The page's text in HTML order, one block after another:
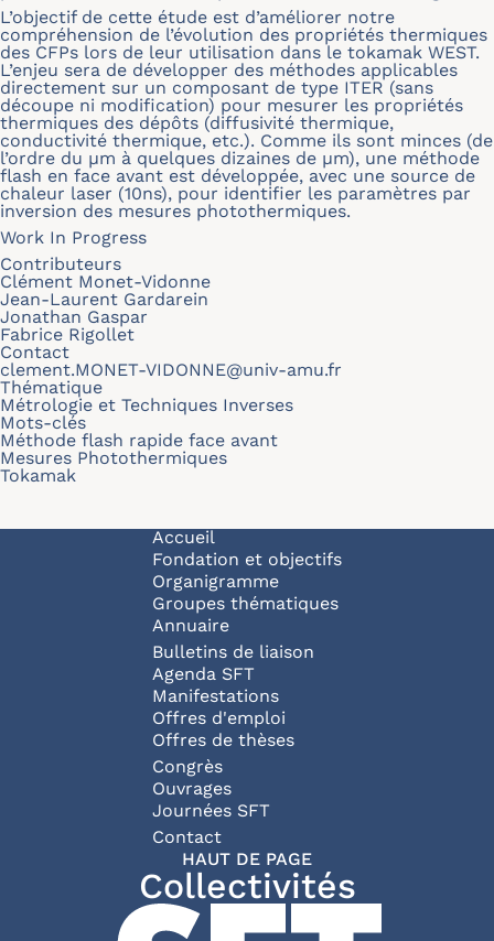
L’objectif de cette étude est d’améliorer notre
compréhension de l’évolution des propriétés thermiques
des CFPs lors de leur utilisation dans le tokamak WEST.
L’enjeu sera de développer des méthodes applicables
directement sur un composant de type ITER (sans
découpe ni modification) pour mesurer les propriétés
thermiques des dépôts (diffusivité thermique,
conductivité thermique, etc.). Comme ils sont minces (de
l’ordre du μm à quelques dizaines de μm), une méthode
flash en face avant est développée, avec une source de
chaleur laser (10ns), pour identifier les paramètres par
inversion des mesures photothermiques.
Work In Progress
Contributeurs
Clément Monet-Vidonne
Jean-Laurent Gardarein
Jonathan Gaspar
Fabrice Rigollet
Contact
clement.MONET-VIDONNE@univ-amu.fr
Thématique
Métrologie et Techniques Inverses
Mots-clés
Méthode flash rapide face avant
Mesures Photothermiques
Tokamak
Navigation principale
Accueil
Fondation et objectifs
Organigramme
Groupes thématiques
Annuaire
Bulletins de liaison
Agenda SFT
Manifestations
Offres d'emploi
Offres de thèses
Congrès
Ouvrages
Journées SFT
Pied de page
Contact
HAUT DE PAGE
Collectivités